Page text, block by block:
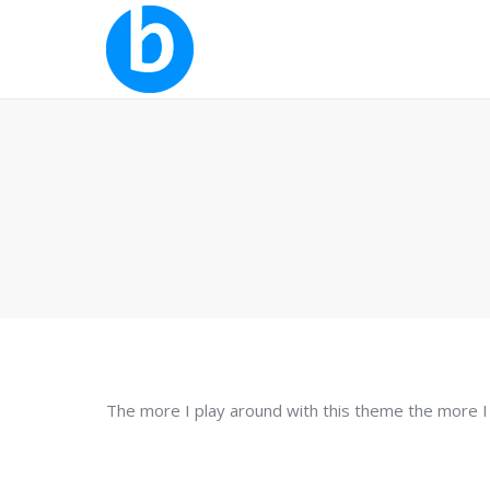
The more I play around with this theme the more